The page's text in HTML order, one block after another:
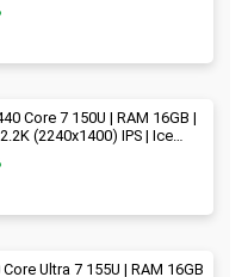
Core 7 150U | RAM 16GB |
(2240x1400) IPS | Ice
Ultra 7 155U | RAM 16GB